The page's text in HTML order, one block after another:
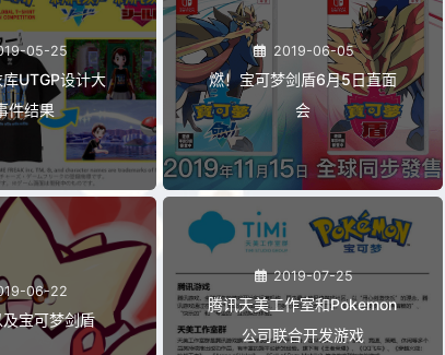
05-25
UTGP设计大
件结果
2019-06-05
燃！宝可梦剑盾6月5日直面
会
06-22
及宝可梦剑盾
2019-07-25
腾讯天美工作室和Pokemon
公司联合开发游戏